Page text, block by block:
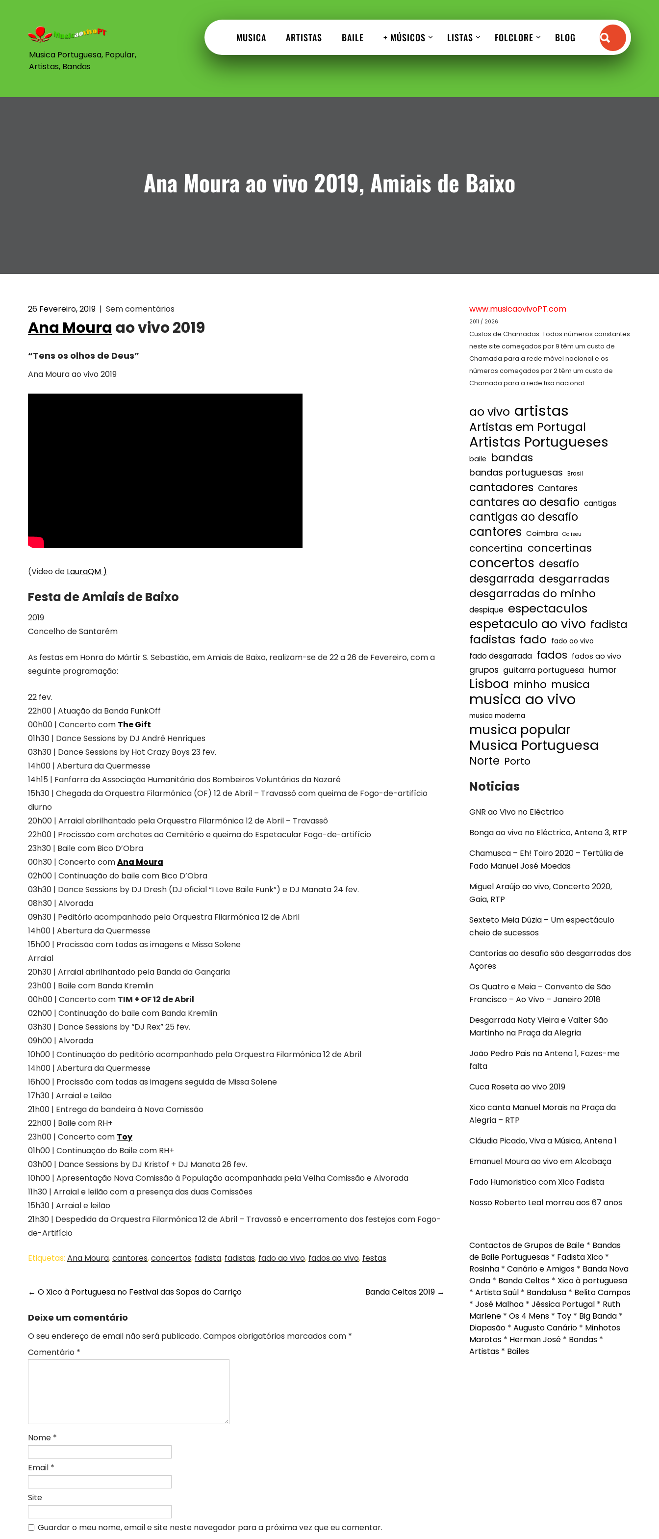
Musica Portuguesa, Popular,
Artistas, Bandas
MUSICA ARTISTAS BAILE + MÚSICOS LISTAS FOLCLORE BLOG
Ana Moura ao vivo 2019, Amiais de Baixo
26 Fevereiro, 2019 | Sem comentários
Ana Moura ao vivo 2019
“Tens os olhos de Deus”
Ana Moura ao vivo 2019
(Video de LauraQM )
Festa de Amiais de Baixo
2019
Concelho de Santarém
As festas em Honra do Mártir S. Sebastião, em Amiais de Baixo, realizam-se de 22 a 26 de Fevereiro, com a
seguinte programação:
22 fev.
22h00 | Atuação da Banda FunkOff
00h00 | Concerto com The Gift
01h30 | Dance Sessions by DJ André Henriques
03h30 | Dance Sessions by Hot Crazy Boys 23 fev.
14h00 | Abertura da Quermesse
14h15 | Fanfarra da Associação Humanitária dos Bombeiros Voluntários da Nazaré
15h30 | Chegada da Orquestra Filarmónica (OF) 12 de Abril – Travassô com queima de Fogo-de-artifício
diurno
20h00 | Arraial abrilhantado pela Orquestra Filarmónica 12 de Abril – Travassô
22h00 | Procissão com archotes ao Cemitério e queima do Espetacular Fogo-de-artifício
23h30 | Baile com Bico D’Obra
00h30 | Concerto comAna Moura
02h00 | Continuação do baile com Bico D’Obra
03h30 | Dance Sessions by DJ Dresh (DJ oficial “I Love Baile Funk”) e DJ Manata 24 fev.
08h30 | Alvorada
09h30 | Peditório acompanhado pela Orquestra Filarmónica 12 de Abril
14h00 | Abertura da Quermesse
15h00 | Procissão com todas as imagens e Missa Solene
Arraial
20h30 | Arraial abrilhantado pela Banda da Gançaria
23h00 | Baile com Banda Kremlin
00h00 | Concerto com TIM + OF 12 de Abril
02h00 | Continuação do baile com Banda Kremlin
03h30 | Dance Sessions by “DJ Rex” 25 fev.
09h00 | Alvorada
10h00 | Continuação do peditório acompanhado pela Orquestra Filarmónica 12 de Abril
14h00 | Abertura da Quermesse
16h00 | Procissão com todas as imagens seguida de Missa Solene
17h30 | Arraial e Leilão
21h00 | Entrega da bandeira à Nova Comissão
22h00 | Baile com RH+
23h00 | Concerto com Toy
01h00 | Continuação do Baile com RH+
03h00 | Dance Sessions by DJ Kristof + DJ Manata 26 fev.
10h00 | Apresentação Nova Comissão à População acompanhada pela Velha Comissão e Alvorada
11h30 | Arraial e leilão com a presença das duas Comissões
15h30 | Arraial e leilão
21h30 | Despedida da Orquestra Filarmónica 12 de Abril – Travassô e encerramento dos festejos com Fogo-
de-Artifício
Etiquetas: Ana Moura,cantores,concertos, fadista, fadistas, fado ao vivo, fados ao vivo, festas
← O Xico à Portuguesa no Festival das Sopas do Carriço Banda Celtas 2019 →
Deixe um comentário
O seu endereço de email não será publicado. Campos obrigatórios marcados com *
Comentário *
Nome *
Email *
Site
Guardar o meu nome, email e site neste navegador para a próxima vez que eu comentar.
www.musicaovivoPT.com
2011 / 2026
Custos de Chamadas: Todos números constantes
neste site começados por 9 têm um custo de
Chamada para a rede móvel nacional e os
números começados por 2 têm um custo de
Chamada para a rede fixa nacional
ao vivo artistas
Artistas em Portugal
Artistas Portugueses
baile bandas
bandas portuguesas Brasil
cantadores Cantares
cantares ao desafio cantigas
cantigas ao desafio
cantores Coimbra Coliseu
concertina concertinas
concertos desafio
desgarrada desgarradas
desgarradas do minho
despique espectaculos
espetaculo ao vivo fadista
fadistas fado fado ao vivo
fado desgarrada fados fados ao vivo
grupos guitarra portuguesa humor
Lisboa minho musica
musica ao vivo
musica moderna
musica popular
Musica Portuguesa
Norte Porto
Noticias
GNR ao Vivo no Eléctrico
Bonga ao vivo no Eléctrico, Antena 3, RTP
Chamusca – Eh! Toiro 2020 – Tertúlia de
Fado Manuel José Moedas
Miguel Araújo ao vivo, Concerto 2020,
Gaia, RTP
Sexteto Meia Dúzia – Um espectáculo
cheio de sucessos
Cantorias ao desafio são desgarradas dos
Açores
Os Quatro e Meia – Convento de São
Francisco – Ao Vivo – Janeiro 2018
Desgarrada Naty Vieira e Valter São
Martinho na Praça da Alegria
João Pedro Pais na Antena 1, Fazes-me
falta
Cuca Roseta ao vivo 2019
Xico canta Manuel Morais na Praça da
Alegria – RTP
Cláudia Picado, Viva a Música, Antena 1
Emanuel Moura ao vivo em Alcobaça
Fado Humoristico com Xico Fadista
Nosso Roberto Leal morreu aos 67 anos
Contactos de Grupos de Baile * Bandas
de Baile Portuguesas * Fadista Xico *
Rosinha * Canário e Amigos * Banda Nova
Onda * Banda Celtas * Xico à portuguesa
* Artista Saúl * Bandalusa * Belito Campos
* José Malhoa * Jéssica Portugal * Ruth
Marlene * Os 4 Mens * Toy * Big Banda *
Diapasão * Augusto Canário * Minhotos
Marotos * Herman José * Bandas *
Artistas * Bailes